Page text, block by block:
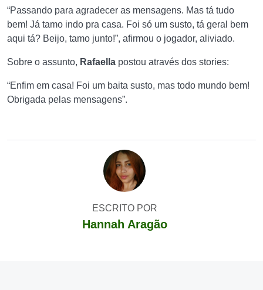
“Passando para agradecer as mensagens. Mas tá tudo
bem! Já tamo indo pra casa. Foi só um susto, tá geral bem
aqui tá? Beijo, tamo junto!”, afirmou o jogador, aliviado.
Sobre o assunto, Rafaella postou através dos stories:
“Enfim em casa! Foi um baita susto, mas todo mundo bem!
Obrigada pelas mensagens”.
ESCRITO POR
Hannah Aragão